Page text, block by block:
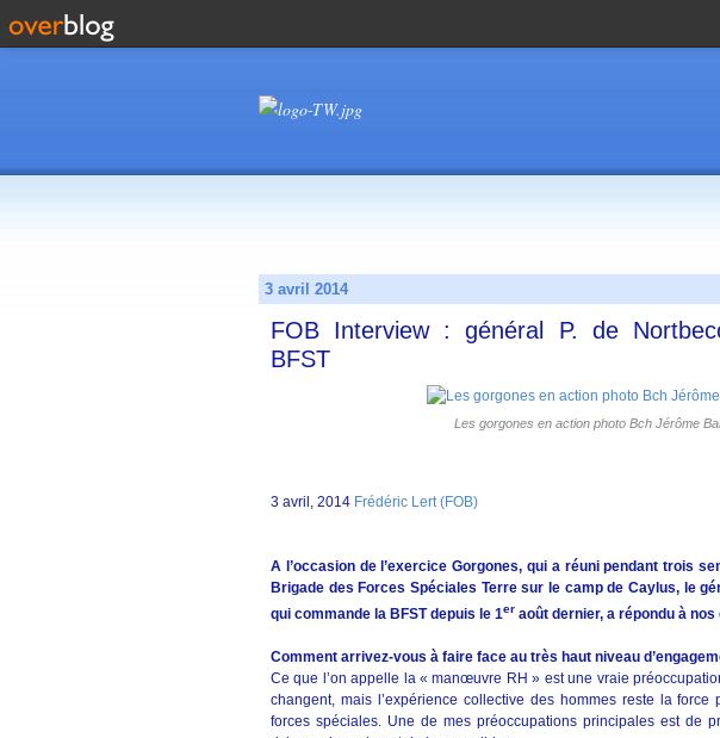
3 avril 2014
FOB Interview : général P. de
BFST
Les gorgones en action photo Bch Jérôme
3 avril, 2014 Frédéric Lert (FOB)
A l’occasion de l’exercice Gorgones, qui a réuni pendant trois
Brigade des Forces Spéciales Terre sur le camp de Caylus, le
qui commande la BFST depuis le 1er août dernier, a répondu à
Comment arrivez-vous à faire face au très haut niveau
Ce que l’on appelle la « manœuvre RH » est une vraie
changent, mais l’expérience collective des hommes reste la
forces spéciales. Une de mes préoccupations principales est de